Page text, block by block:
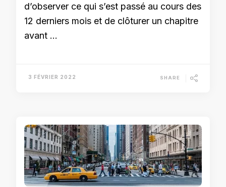
d’observer ce qui s’est passé au cours des
12 derniers mois et de clôturer un chapitre
avant …
3 FÉVRIER 2022 SHARE